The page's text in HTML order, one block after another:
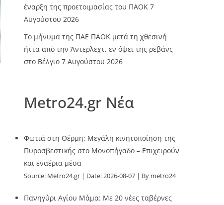
έναρξη της προετοιμασίας του ΠΑΟΚ 7
Αυγούστου 2026
Το μήνυμα της ΠΑΕ ΠΑΟΚ μετά τη χθεσινή
ήττα από την Άντερλεχτ, εν όψει της ρεβάνς
στο Βέλγιο 7 Αυγούστου 2026
Metro24.gr Νέα
Φωτιά στη Θέρμη: Μεγάλη κινητοποίηση της
Πυροσβεστικής στο Μονοπήγαδο – Επιχειρούν
και εναέρια μέσα
Source: Metro24.gr Date: 2026-08-07 By metro24
Πανηγύρι Αγίου Μάμα: Με 20 νέες ταβέρνες